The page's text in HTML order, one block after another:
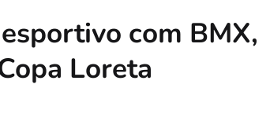
com BMX,
Loreta